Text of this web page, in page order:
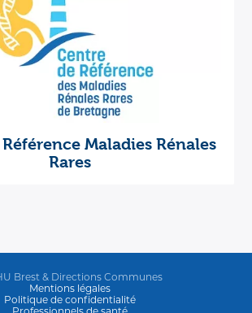
Maladies Rénales
Rares
Brest & Directions Communes
Mentions légales
Politique de confidentialité